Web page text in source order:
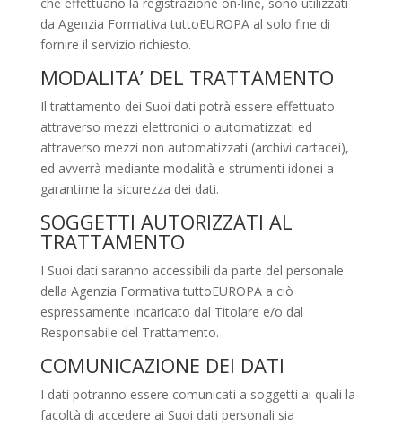
da Agenzia Formativa tuttoEUROPA al solo fine di
fornire il servizio richiesto.
MODALITA’ DEL TRATTAMENTO
Il trattamento dei Suoi dati potrà essere effettuato
attraverso mezzi elettronici o automatizzati ed
attraverso mezzi non automatizzati (archivi cartacei),
ed avverrà mediante modalità e strumenti idonei a
garantirne la sicurezza dei dati.
SOGGETTI AUTORIZZATI AL
TRATTAMENTO
I Suoi dati saranno accessibili da parte del personale
della Agenzia Formativa tuttoEUROPA a ciò
espressamente incaricato dal Titolare e/o dal
Responsabile del Trattamento.
COMUNICAZIONE DEI DATI
I dati potranno essere comunicati a soggetti ai quali la
facoltà di accedere ai Suoi dati personali sia